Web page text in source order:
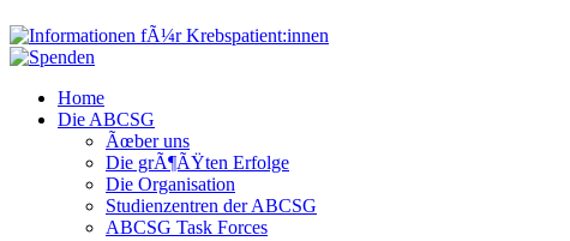
Home
Die ABCSG
Ãœber uns
Die grÃ¶ÃŸten Erfolge
Die Organisation
Studienzentren der ABCSG
ABCSG Task Forces